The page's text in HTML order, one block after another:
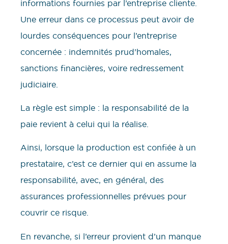
informations fournies par l’entreprise cliente.
Une erreur dans ce processus peut avoir de
lourdes conséquences pour l’entreprise
concernée : indemnités prud’homales,
sanctions financières, voire redressement
judiciaire.
La règle est simple : la responsabilité de la
paie revient à celui qui la réalise.
Ainsi, lorsque la production est confiée à un
prestataire, c’est ce dernier qui en assume la
responsabilité, avec, en général, des
assurances professionnelles prévues pour
couvrir ce risque.
En revanche, si l’erreur provient d’un manque